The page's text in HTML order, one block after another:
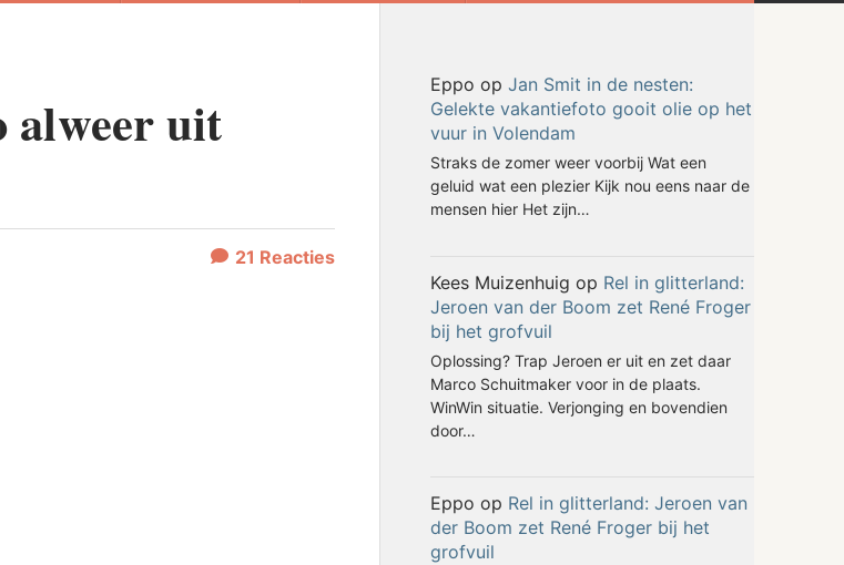
alweer uit
21 Reacties
Eppo op Jan Smit in de nesten:
Gelekte vakantiefoto gooit olie op het
vuur in Volendam
Straks de zomer weer voorbij Wat een
geluid wat een plezier Kijk nou eens naar de
mensen hier Het zijn…
Kees Muizenhuig op Rel in glitterland:
Jeroen van der Boom zet René Froger
bij het grofvuil
Oplossing? Trap Jeroen er uit en zet daar
Marco Schuitmaker voor in de plaats.
WinWin situatie. Verjonging en bovendien
door…
Eppo op Rel in glitterland: Jeroen van
der Boom zet René Froger bij het
grofvuil